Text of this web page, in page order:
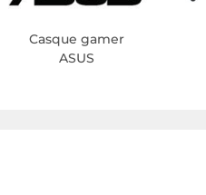
Casque gamer
ASUS